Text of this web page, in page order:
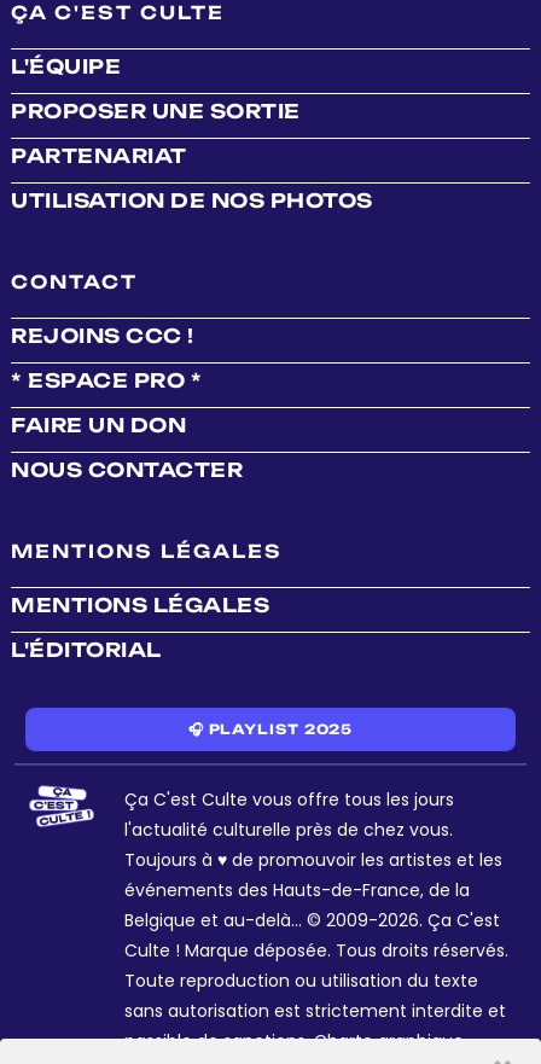
ÇA C'EST CULTE
L'ÉQUIPE
PROPOSER UNE SORTIE
PARTENARIAT
UTILISATION DE NOS PHOTOS
CONTACT
REJOINS CCC !
* ESPACE PRO *
FAIRE UN DON
NOUS CONTACTER
MENTIONS LÉGALES
MENTIONS LÉGALES
L'ÉDITORIAL
🎧 PLAYLIST 2025
Ça C'est Culte vous offre tous les jours
l'actualité culturelle près de chez vous.
Toujours à ♥ de promouvoir les artistes et les
événements des Hauts-de-France, de la
Belgique et au-delà... © 2009-2026. Ça C'est
Culte ! Marque déposée. Tous droits réservés.
Toute reproduction ou utilisation du texte
sans autorisation est strictement interdite et
passible de sanctions. Charte graphique